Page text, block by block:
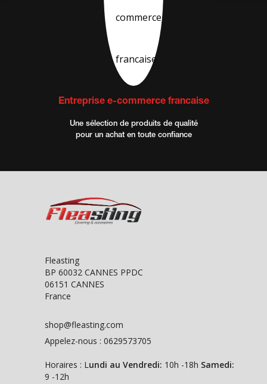
Entreprise e-commerce francaise
Une sélection de produits de qualité
pour un achat en toute confiance
Fleasting
BP 60032 CANNES PPDC
06151 CANNES
France
shop@fleasting.com
Appelez-nous : 0629573705
Horaires : Lundi au Vendredi: 10h -18h Samedi:
9 -12h